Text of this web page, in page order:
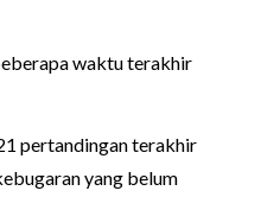
waktu terakhir
pertandingan terakhir
yang belum